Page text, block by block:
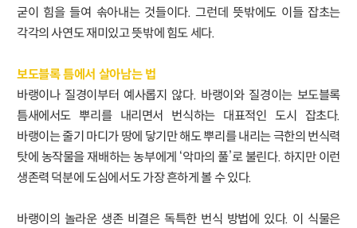
굳이 힘을 들여 솎아내는 것들이다. 그런데 뜻밖에도 이들 잡초는
각각의 사연도 재미있고 뜻밖에 힘도 세다.
보도블록 틈에서 살아남는 법
바랭이나 질경이부터 예사롭지 않다. 바랭이와 질경이는 보도블록
틈새에서도 뿌리를 내리면서 번식하는 대표적인 도시 잡초다.
바랭이는 줄기 마디가 땅에 닿기만 해도 뿌리를 내리는 극한의 번식력
탓에 농작물을 재배하는 농부에게 ‘악마의 풀’로 불린다. 하지만 이런
생존력 덕분에 도심에서도 가장 흔하게 볼 수 있다.
바랭이의 놀라운 생존 비결은 독특한 번식 방법에 있다. 이 식물은